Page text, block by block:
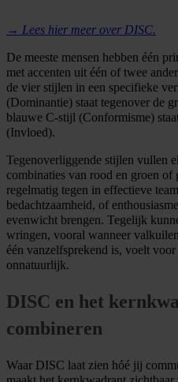
→ Lees hier meer over DISC.
De meeste mensen hebben één
met accenten uit één of twee
de vier stijlen in een specifieke
(Dominantie) staat tegenover de
blauwe C-stijl (Conformisme)
(Invloed).
Tegenoverliggende stijlen vullen
combinaties van rood en groen
regelmatig tegen in effectieve
bedachtzaamheid, of
evenwicht brengen. Tegelijk
wringen, vooral wanneer
één vanzelfsprekend is, voelt
onnatuurlijk.
DISC en het
combineren
Waar DISC laat zien hóé jij